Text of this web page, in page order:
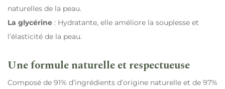
naturelles de la peau.
La glycérine : Hydratante, elle améliore la souplesse et
l’élasticité de la peau.
Une formule naturelle et respectueuse
Composé de 91% d’ingrédients d’origine naturelle et de 97%